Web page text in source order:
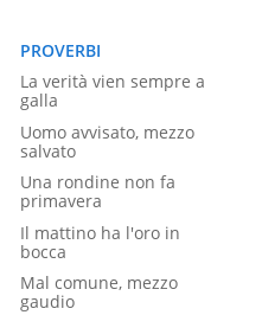
PROVERBI
La verità vien sempre a
galla
Uomo avvisato, mezzo
salvato
Una rondine non fa
primavera
Il mattino ha l'oro in
bocca
Mal comune, mezzo
gaudio